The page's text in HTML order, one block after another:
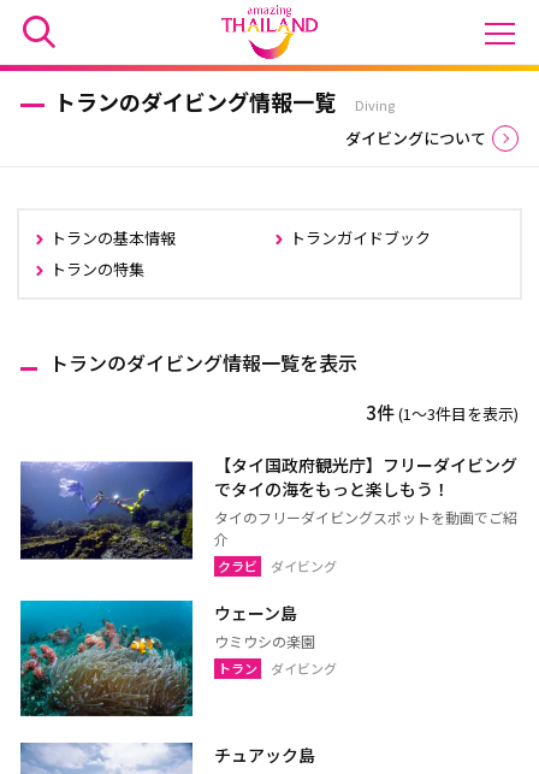
トランのダイビング情報一覧 Diving
ダイビングについて
トランの基本情報
トランガイドブック
トランの特集
トランのダイビング情報一覧を表示
3件(1〜3件目を表示)
【タイ国政府観光庁】フリーダイビング
でタイの海をもっと楽しもう！
タイのフリーダイビングスポットを動画でご紹
介
クラビ ダイビング
ウェーン島
ウミウシの楽園
トラン ダイビング
チュアック島